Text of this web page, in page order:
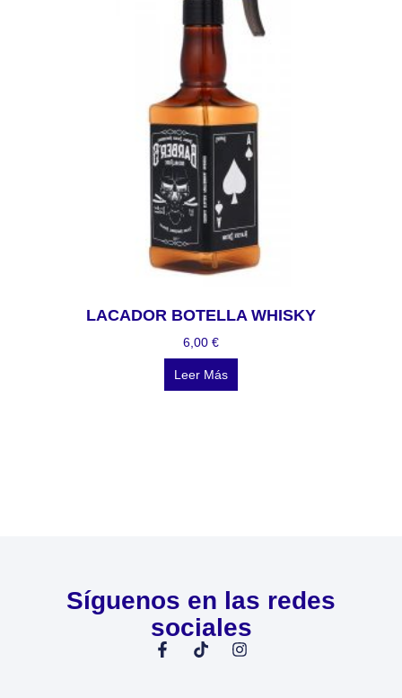
LACADOR BOTELLA WHISKY
6,00 €
Leer Más
Síguenos en las redes
sociales